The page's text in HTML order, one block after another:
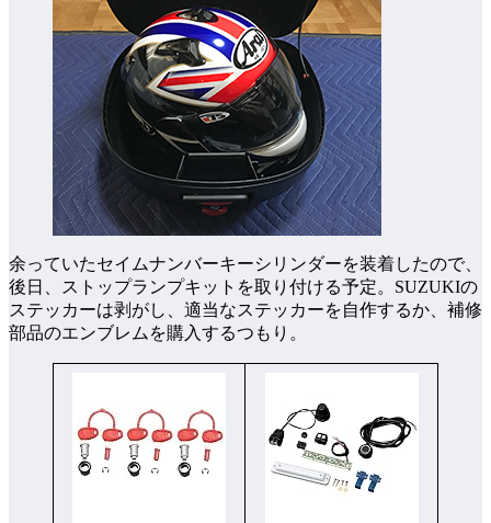
余っていたセイムナンバーキーシリンダーを装着したので、
後日、ストップランプキットを取り付ける予定。SUZUKIの
ステッカーは剥がし、適当なステッカーを自作するか、補修
部品のエンブレムを購入するつもり。